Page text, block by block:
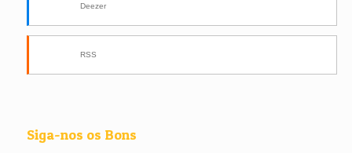
Deezer
RSS
Siga-nos os Bons